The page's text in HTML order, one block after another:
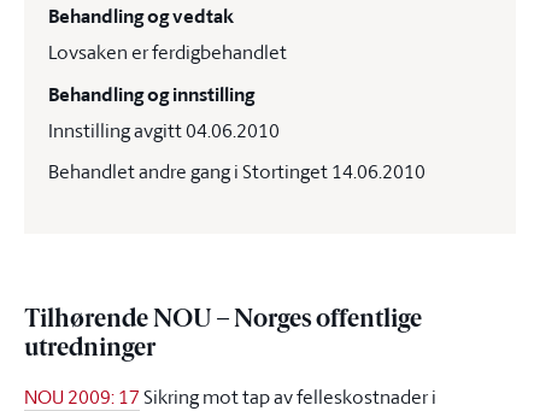
Behandling og vedtak
Lovsaken er ferdigbehandlet
Behandling og innstilling
Innstilling avgitt 04.06.2010
Behandlet andre gang i Stortinget 14.06.2010
Tilhørende NOU – Norges offentlige
utredninger
NOU 2009: 17Sikring mot tap av felleskostnader i